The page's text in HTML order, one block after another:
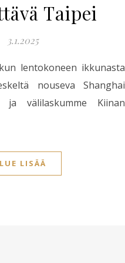
Taipei
3.1.2025
lentokoneen ikkunasta
nouseva Shanghai
välilaskumme Kiinan
LUE LISÄÄ